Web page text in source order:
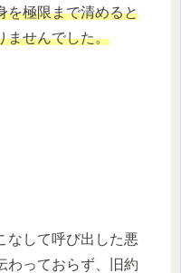
を極限まで清めると
ませんでした。
なして呼び出した悪
わっておらず、旧約